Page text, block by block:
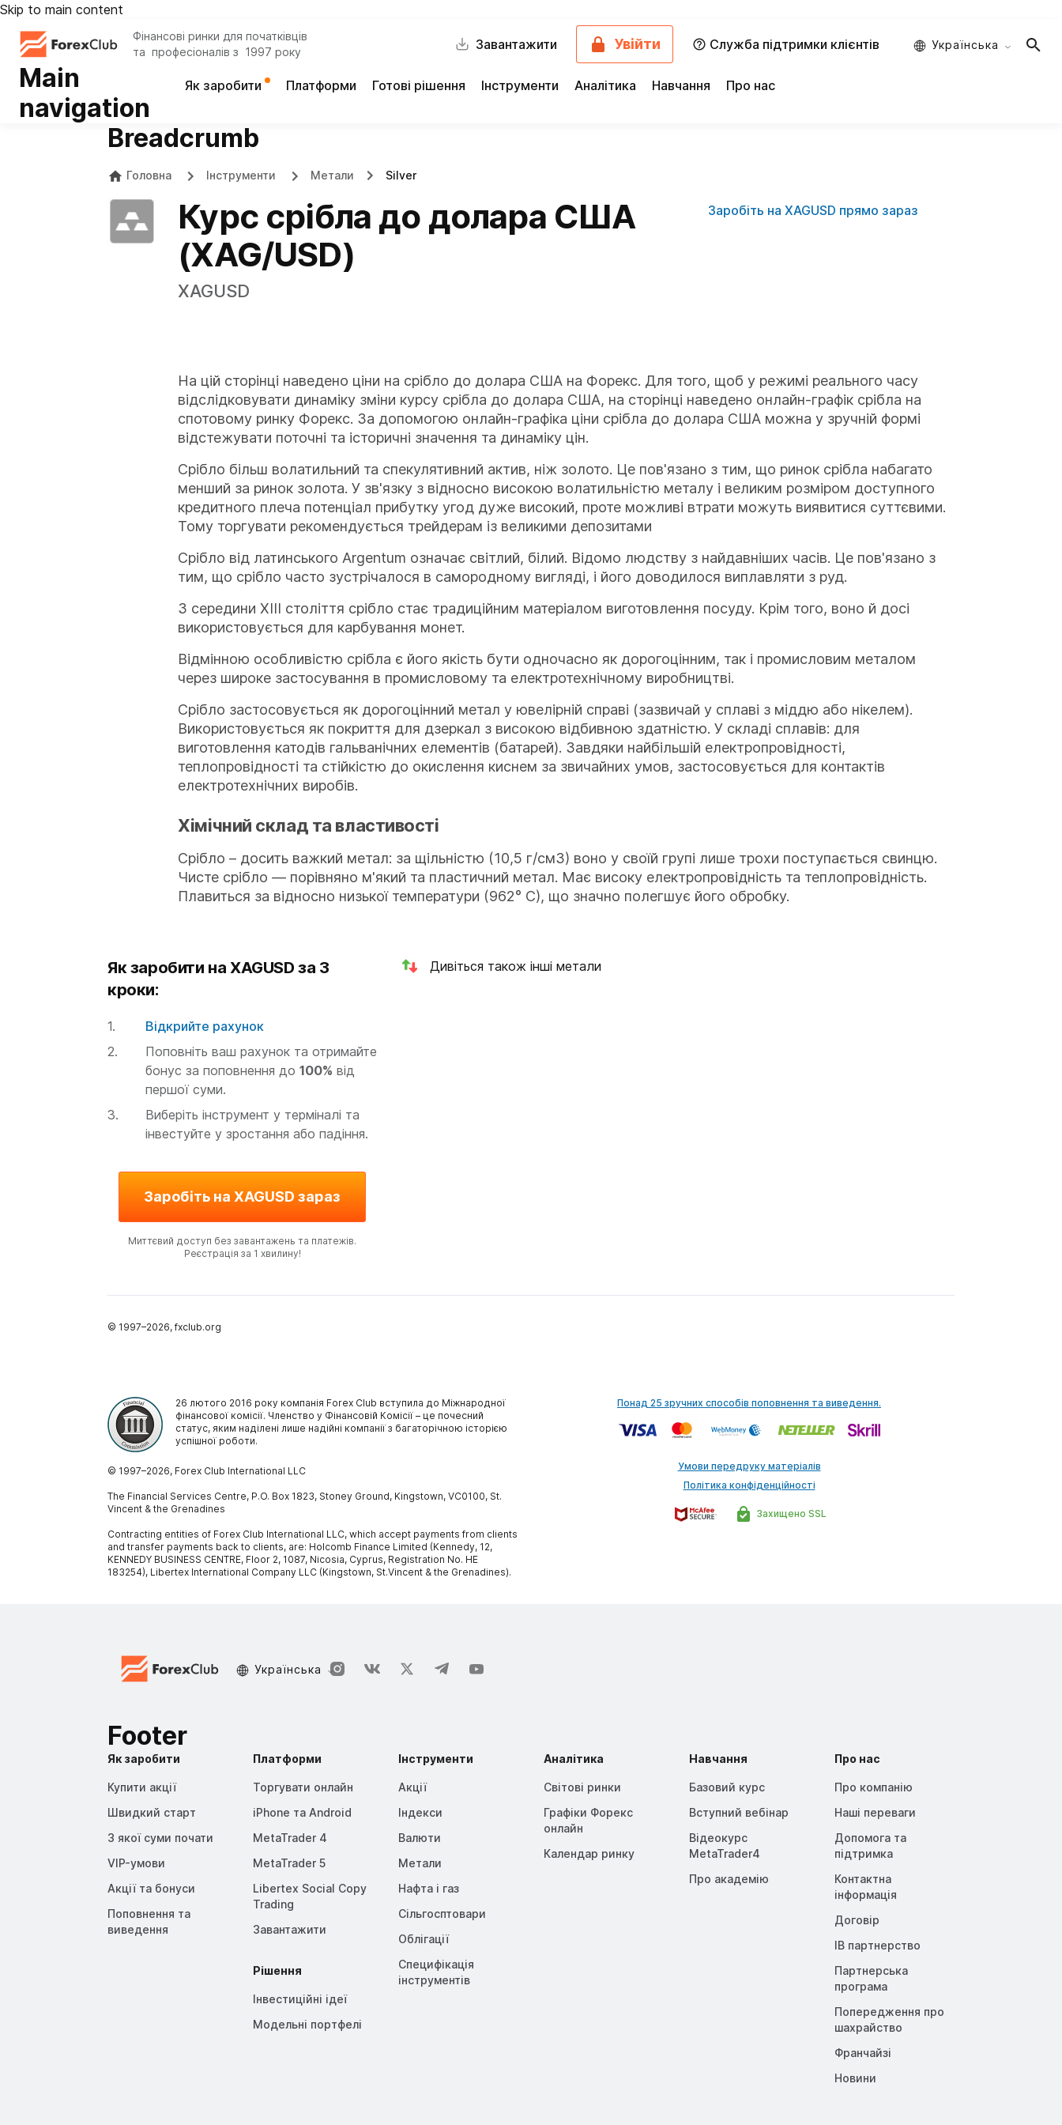
Skip to main content
Фінансові ринки для початківців
та професіоналів з 1997 року
Завантажити Увійти Служба підтримки клієнтів Украïнська
Main
navigation
Як заробити Платформи Готові рішення Інструменти Аналітика Навчання Про нас
Breadcrumb
Головна Інструменти Метали Silver
Курс срібла до долара США
(XAG/USD)
XAGUSD
Заробіть на XAGUSD прямо зараз
На цій сторінці наведено ціни на срібло до долара США на Форекс. Для того, щоб у режимі реального часу
відслідковувати динаміку зміни курсу срібла до долара США, на сторінці наведено онлайн-графік срібла на
спотовому ринку Форекс. За допомогою онлайн-графіка ціни срібла до долара США можна у зручній формі
відстежувати поточні та історичні значення та динаміку цін.
Срібло більш волатильний та спекулятивний актив, ніж золото. Це пов'язано з тим, що ринок срібла набагато
менший за ринок золота. У зв'язку з відносно високою волатильністю металу і великим розміром доступного
кредитного плеча потенціал прибутку угод дуже високий, проте можливі втрати можуть виявитися суттєвими.
Тому торгувати рекомендується трейдерам із великими депозитами
Срібло від латинського Argentum означає світлий, білий. Відомо людству з найдавніших часів. Це пов'язано з
тим, що срібло часто зустрічалося в самородному вигляді, і його доводилося виплавляти з руд.
З середини XIII століття срібло стає традиційним матеріалом виготовлення посуду. Крім того, воно й досі
використовується для карбування монет.
Відмінною особливістю срібла є його якість бути одночасно як дорогоцінним, так і промисловим металом
через широке застосування в промисловому та електротехнічному виробництві.
Срібло застосовується як дорогоцінний метал у ювелірній справі (зазвичай у сплаві з міддю або нікелем).
Використовується як покриття для дзеркал з високою відбивною здатністю. У складі сплавів: для
виготовлення катодів гальванічних елементів (батарей). Завдяки найбільшій електропровідності,
теплопровідності та стійкістю до окислення киснем за звичайних умов, застосовується для контактів
електротехнічних виробів.
Хімічний склад та властивості
Срібло – досить важкий метал: за щільністю (10,5 г/см3) воно у своїй групі лише трохи поступається свинцю.
Чисте срібло — порівняно м'який та пластичний метал. Має високу електропровідність та теплопровідність.
Плавиться за відносно низької температури (962° С), що значно полегшує його обробку.
Як заробити на XAGUSD за 3
кроки:
Відкрийте рахунок
Поповніть ваш рахунок та отримайте
бонус за поповнення до 100% від
першої суми.
Виберіть інструмент у терміналі та
інвестуйте у зростання або падіння.
Заробіть на XAGUSD зараз
Миттєвий доступ без завантажень та платежів.
Реєстрація за 1 хвилину!
Дивіться також інші метали
© 1997–2026, fxclub.org
26 лютого 2016 року компанія Forex Club вступила до Міжнародної
фінансової комісії. Членство у Фінансовій Комісії – це почесний
статус, яким наділені лише надійні компанії з багаторічною історією
успішної роботи.
© 1997–2026, Forex Club International LLC
The Financial Services Centre, P.O. Box 1823, Stoney Ground, Kingstown, VC0100, St.
Vincent & the Grenadines
Contracting entities of Forex Club International LLC, which accept payments from clients
and transfer payments back to clients, are: Holcomb Finance Limited (Kennedy, 12,
KENNEDY BUSINESS CENTRE, Floor 2, 1087, Nicosia, Cyprus, Registration No. HE
183254), Libertex International Company LLC (Kingstown, St.Vincent & the Grenadines).
Понад 25 зручних способів поповнення та виведення.
Захищено SSL
Умови передруку матеріалів
Політика конфіденційності
Украïнська
Footer
Як заробити
Купити акції
Швидкий старт
З якої суми почати
VIP-умови
Акції та бонуси
Поповнення та
виведення
Платформи
Торгувати онлайн
iPhone та Android
MetaTrader 4
MetaTrader 5
Libertex Social Copy
Trading
Завантажити
Рішення
Інвестиційні ідеї
Модельні портфелі
Інструменти
Акції
Індекси
Валюти
Метали
Нафта і газ
Сільгосптовари
Облігації
Специфікація
інструментів
Аналітика
Світові ринки
Графіки Форекс
онлайн
Календар ринку
Навчання
Базовий курс
Вступний вебінар
Відеокурс
MetaTrader4
Про академію
Про нас
Про компанію
Наші переваги
Допомога та
підтримка
Контактна
інформація
Договір
IB партнерство
Партнерська
програма
Попередження про
шахрайство
Франчайзі
Новини